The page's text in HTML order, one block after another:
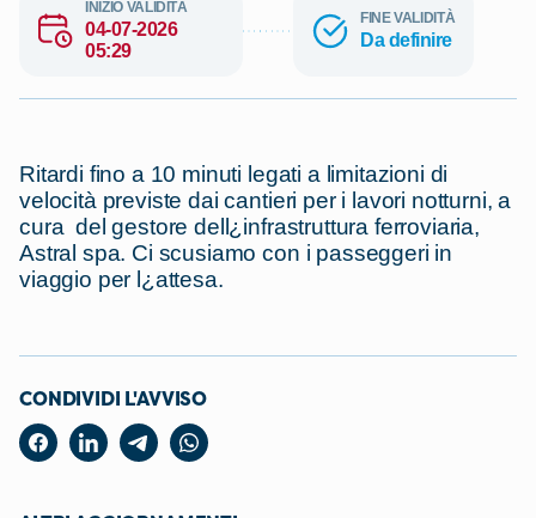
INIZIO VALIDITÀ
04-07-2026
05:29
FINE VALIDITÀ
Da definire
Ritardi fino a 10 minuti legati a limitazioni di
velocità previste dai cantieri per i lavori notturni, a
cura del gestore dell¿infrastruttura ferroviaria,
Astral spa. Ci scusiamo con i passeggeri in
viaggio per l¿attesa.
CONDIVIDI L'AVVISO